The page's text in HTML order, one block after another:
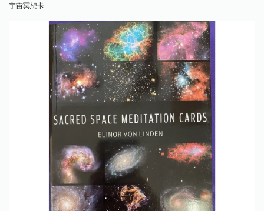
宇宙冥想卡